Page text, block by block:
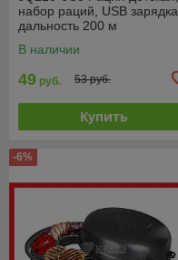
набор раций, USB зарядка,
дальность 200 м
В наличии
49 руб. 53 руб.
Купить
-6%